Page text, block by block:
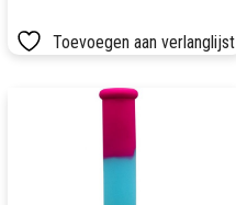
Toevoegen aan verlanglijst